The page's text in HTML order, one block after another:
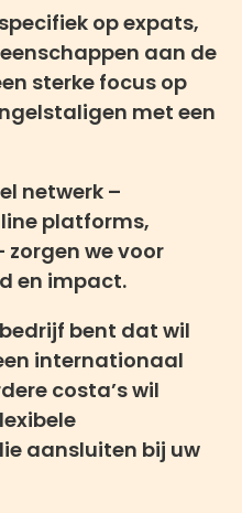
op expats,
aan de
sterke focus op
met een
netwerk –
platforms,
we voor
en impact.
bent dat wil
internationaal
costa’s wil
aansluiten bij uw